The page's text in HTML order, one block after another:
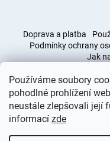
Používáme soubory
pohodlné prohlížení
neustále zlepšovali její
informací zde
Doprava a platba
Podmínky ochrany
Jak
Obchodní